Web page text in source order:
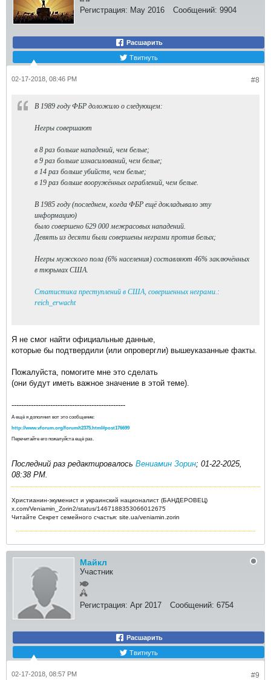
Регистрация: May 2016 Сообщений: 9904
Расшарить
Твитнуть
#8
02-17-2018, 08:46 PM
В 1989 году ФБР доложило о следующем:
Негры совершают
в 8 раз больше нападений, чем белые;
в 9 раз больше изнасилований, чем белые;
в 14 раз больше убийств, чем белые;
в 19 раз больше вооружённых ограблений, чем белые.
В 1985 году (последнем, когда ФБР ещё докладывало эту
информацию)
было совершено 629 000 межрасовых нападений.
Девять из десяти были совершены неграми против белых;
Негры мужского пола (6% населения) составляют 46% заключённых
в тюрьмах США.
Статистика преступлений в США, совершенных неграми.:
reich_erwacht
Я не смог найти официальные данные,
которые бы подтвердили (или опровергли) вышеуказанные факты.
Пожалуйста, помогите мне это сделать
(они будут иметь важное значение в этой теме).
-----------------------------------------------
А ещё я дополнил вот это сообщение:
http://www.vforum.org/forum/t2375.html#post176699
Перечитайте его пожалуйста ещё раз.
Последний раз редактировалось Вениамин Зорин; 01-22-2025,
08:38 PM
Христианин-экуменист и украинский националист (БАНДЕРОВЕЦ)
x.com/Veniamin_Zorin2/status/1467188353066012675
Читайте Секрет семейного счастья: site.ua/veniamin.zorin
Майкл
Участник
Регистрация: Apr 2017 Сообщений: 6754
Расшарить
Твитнуть
#9
02-17-2018, 08:57 PM